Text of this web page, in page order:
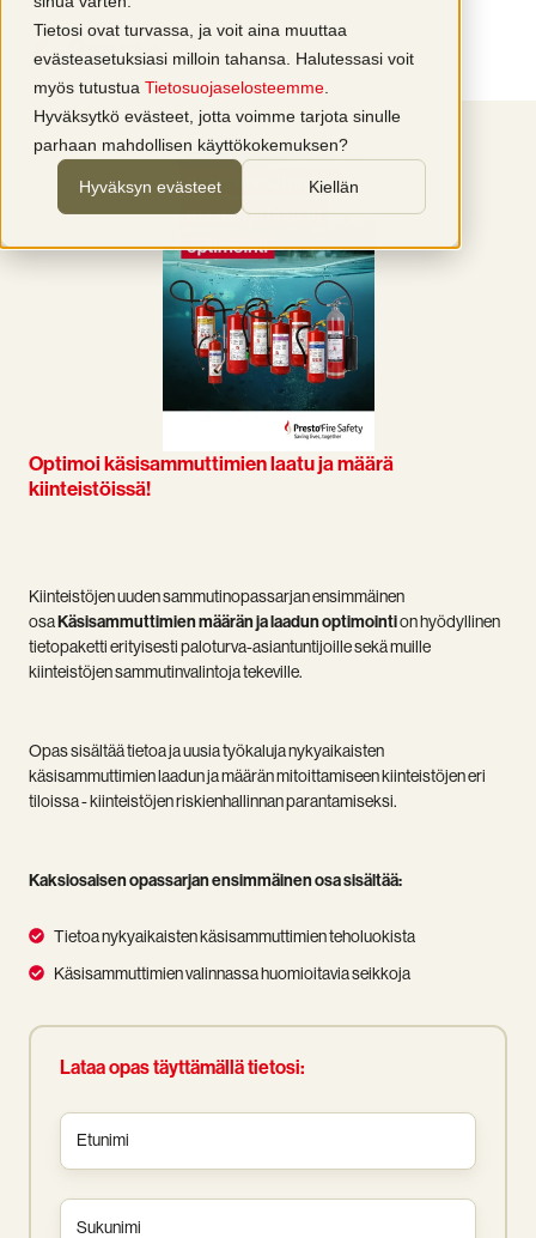
Tietosi ovat turvassa, ja voit aina muuttaa
evästeasetuksiasi milloin tahansa. Halutessasi voit
myös tutustua Tietosuojaselosteemme
Hyväksytkö evästeet, jotta voimme tarjota sinulle
parhaan mahdollisen käyttökokemuksen?
Hyväksyn evästeet Kiellän
Optimoi käsisammuttimien laatu ja määrä
kiinteistöissä!
Kiinteistöjen uuden sammutinopassarjan ensimmäinen
osaKäsisammuttimien määrän ja laadun optimointion hyödyllinen
tietopaketti erityisesti paloturva-asiantuntijoille sekä muille
kiinteistöjen sammutinvalintoja tekeville.
Opas sisältää tietoa ja uusia työkaluja nykyaikaisten
käsisammuttimien laadun ja määrän mitoittamiseen kiinteistöjen eri
tiloissa - kiinteistöjen riskienhallinnan parantamiseksi.
Kaksiosaisen opassarjan ensimmäinen osa sisältää:
Tietoa nykyaikaisten käsisammuttimien teholuokista
Tietoa
käsisammuttimien
Käsisammuttimien valinnassa huomioitavia seikkoja
Käsisammuttimien
huomioitavia
Lataa opas täyttämällä tietosi:
Etunimi
Sukunimi